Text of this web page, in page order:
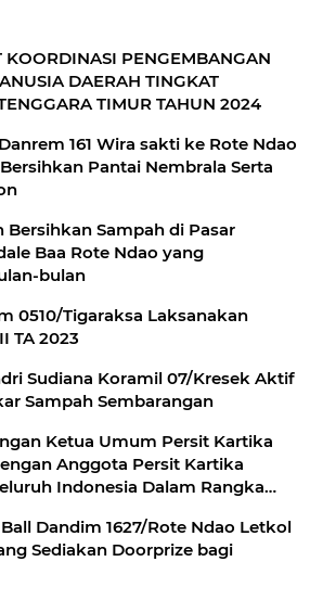
KOORDINASI PENGEMBANGAN
DAERAH TINGKAT
TIMUR TAHUN 2024
161 Wira sakti ke Rote Ndao
Pantai Nembrala Serta
Bersihkan Sampah di Pasar
Baa Rote Ndao yang
bulan
0510/Tigaraksa Laksanakan
TA 2023
Sudiana Koramil 07/Kresek Aktif
Sampah Sembarangan
Ketua Umum Persit Kartika
Anggota Persit Kartika
Indonesia Dalam Rangka
Dandim 1627/Rote Ndao Letkol
Sediakan Doorprize bagi